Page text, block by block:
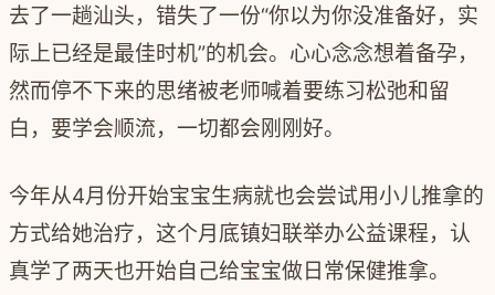
去了一趟汕头，错失了一份“你以为你没准备好，实
际上已经是最佳时机”的机会。心心念念想着备孕，
然而停不下来的思绪被老师喊着要练习松弛和留
白，要学会顺流，一切都会刚刚好。
今年从4月份开始宝宝生病就也会尝试用小儿推拿的
方式给她治疗，这个月底镇妇联举办公益课程，认
真学了两天也开始自己给宝宝做日常保健推拿。